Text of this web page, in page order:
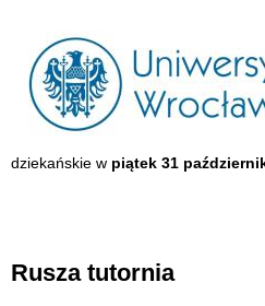
dziekańskie w piątek 31
Rusza tutornia